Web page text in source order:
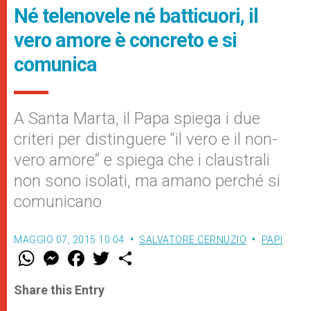
Né telenovele né batticuori, il
vero amore è concreto e si
comunica
A Santa Marta, il Papa spiega i due
criteri per distinguere “il vero e il non-
vero amore” e spiega che i claustrali
non sono isolati, ma amano perché si
comunicano
MAGGIO 07, 2015 10:04 SALVATORE CERNUZIO PAPI
W
t
s
M
e
s
e
F
a
e
b
w
Share this Entry